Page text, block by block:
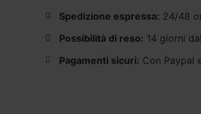
Spedizione espressa: 24/48
Possibilità di reso: 14 giorni
Pagamenti sicuri: Con Paypal